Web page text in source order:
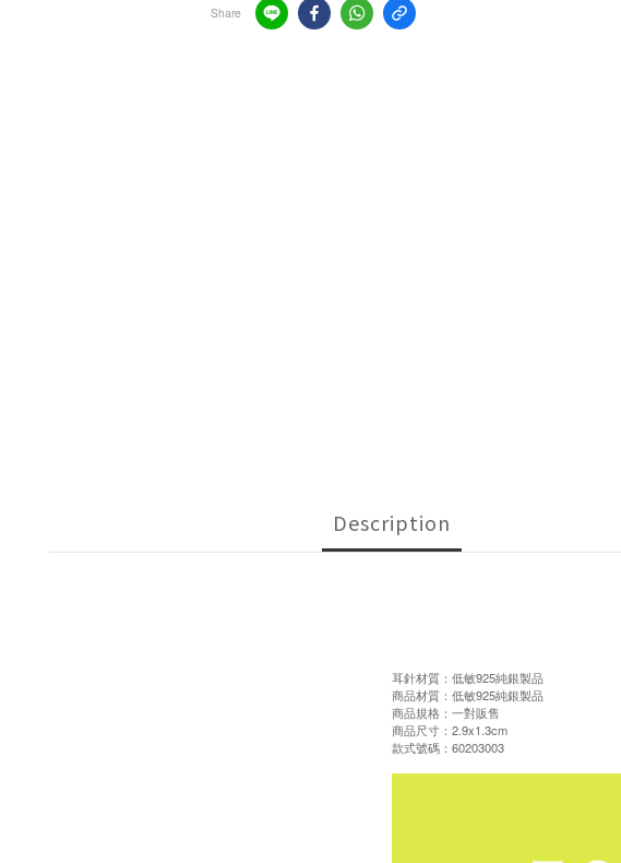
Share
Description
耳針材質：低敏925純銀製品
商品材質：低敏925純銀製品
商品規格：一對販售
商品尺寸：2.9x1.3cm
款式號碼：60203003